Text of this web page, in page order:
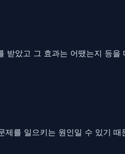
았고 그 효과는 어땠는지 등을
를 일으키는 원인일 수 있기